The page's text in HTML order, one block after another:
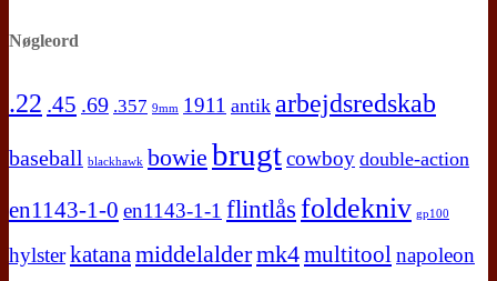
Nøgleord
.22 .45 .69 .357 9mm 1911 antik arbejdsredskab
baseball blackhawk bowie brugtcowboy double-action
en1143-1-0 en1143-1-1 flintlåsfoldekniv gp100
hylsterkatanamiddelaldermk4multitoolnapoleon